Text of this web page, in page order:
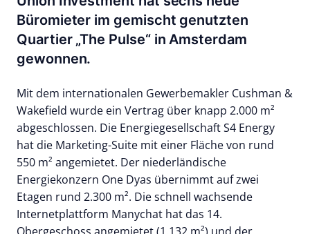
Büromieter im gemischt genutzten
Quartier „The Pulse“ in Amsterdam
gewonnen.
Mit dem internationalen Gewerbemakler Cushman &
Wakefield wurde ein Vertrag über knapp 2.000 m²
abgeschlossen. Die Energiegesellschaft S4 Energy
hat die Marketing-Suite mit einer Fläche von rund
550 m² angemietet. Der niederländische
Energiekonzern One Dyas übernimmt auf zwei
Etagen rund 2.300 m². Die schnell wachsende
Internetplattform Manychat hat das 14.
Obergeschoss angemietet (1.132 m²) und der